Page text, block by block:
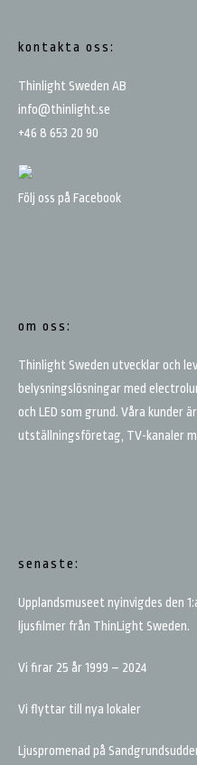
kontakta oss:
Thinlight Sweden AB
info@thinlight.se
+46 8 653 20 90
Följ oss på Facebook
om oss:
Thinlight Sweden utvecklar och
belysningslösningar med
och LED som grund. Våra kunder
utställningsföretag, TV-kanaler
senaste:
Upplandsmuseet nyinvigdes den
ljusfilmer från ThinLight Sweden.
Vi firar 25 år 1999 – 2024
Vi flyttar till nya lokaler
Ljuspromenad på